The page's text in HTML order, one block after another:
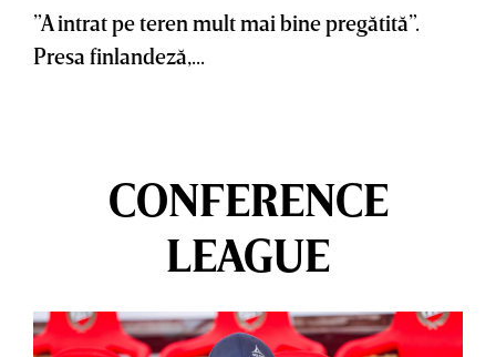
”A intrat pe teren mult mai bine pregătită”.
Presa finlandeză,...
CONFERENCE
LEAGUE